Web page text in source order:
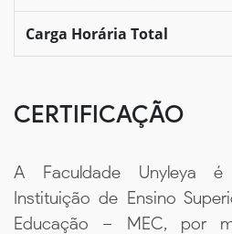
Carga Horária Total
CERTIFICAÇÃO
A Faculdade Unyleya é
Instituição de Ensino
Educação – MEC, por